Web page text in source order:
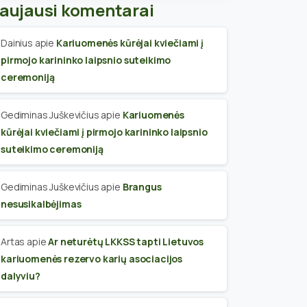
komentarai
Dainius apie Kariuomenės kūrėjai kviečiami į
pirmojo karininko laipsnio suteikimo
ceremoniją
Gediminas Juškevičius apie Kariuomenės
kūrėjai kviečiami į pirmojo karininko laipsnio
suteikimo ceremoniją
Gediminas Juškevičius apie Brangus
nesusikalbėjimas
Artas apieAr neturėtų LKKSS tapti Lietuvos
kariuomenės rezervo karių asociacijos
dalyviu?